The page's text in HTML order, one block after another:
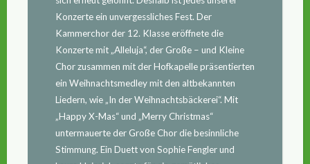
Konzerte ein unvergessliches Fest. Der
Kammerchor der 12. Klasse eröffnete die
Konzerte mit „Alleluja“, der Große – und Kleine
Chor zusammen mit der Hofkapelle präsentierten
ein Weihnachtsmedley mit den altbekannten
Liedern, wie „In der Weihnachtsbäckerei“. Mit
„Happy X-Mas“ und „Merry Christmas“
untermauerte der Große Chor die besinnliche
Stimmung. Ein Duett von Sophie Fengler und